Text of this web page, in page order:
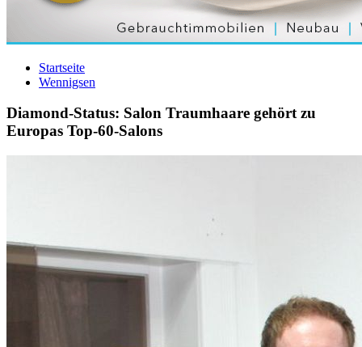
Startseite
Wennigsen
Diamond-Status: Salon Traumhaare gehört zu
Europas Top-60-Salons